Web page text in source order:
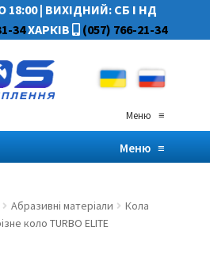
18:00| ВИХІДНИЙ: СБ І НД
34ХАРКІВ (057) 766-21-34
Меню≡
Меню≡
Абразивні матеріали
Кола
коло TURBO ELITE